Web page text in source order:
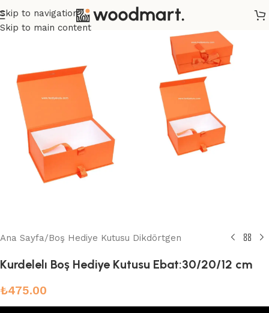
Skip to navigation
Skip to main content
Ana Sayfa/Boş Hediye Kutusu Dikdörtgen
Kurdelelı Boş Hediye Kutusu Ebat:30/20/12 cm
₺475.00